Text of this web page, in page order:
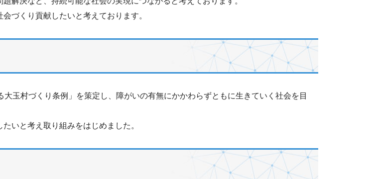
づくり貢献したいと考えております。
玉村づくり条例」を策定し、障がいの有無にかかわらずともに生きていく社会を目
いと考え取り組みをはじめました。